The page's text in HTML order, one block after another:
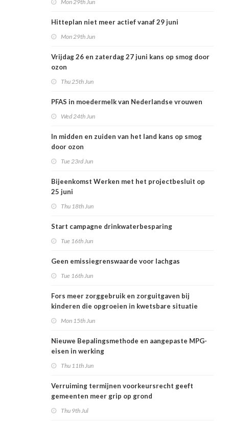
Mon 29th Jun
Hitteplan niet meer actief vanaf 29 juni
Mon 29th Jun
Vrijdag 26 en zaterdag 27 juni kans op smog door
ozon
Thu 25th Jun
PFAS in moedermelk van Nederlandse vrouwen
Wed 24th Jun
In midden en zuiden van het land kans op smog
door ozon
Tue 23rd Jun
Bijeenkomst Werken met het projectbesluit op
25 juni
Thu 18th Jun
Start campagne drinkwaterbesparing
Tue 16th Jun
Geen emissiegrenswaarde voor lachgas
Tue 16th Jun
Fors meer zorggebruik en zorguitgaven bij
kinderen die opgroeien in kwetsbare situatie
Mon 15th Jun
Nieuwe Bepalingsmethode en aangepaste MPG-
eisen in werking
Thu 11th Jun
Verruiming termijnen voorkeursrecht geeft
gemeenten meer grip op grond
Thu 9th Jul